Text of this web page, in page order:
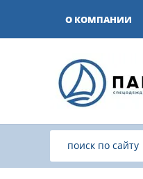
О КОМПАНИИ